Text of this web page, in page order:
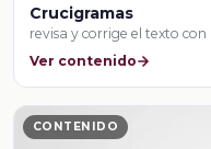
Crucigramas
revisa y corrige el texto
Ver contenido
CONTENIDO